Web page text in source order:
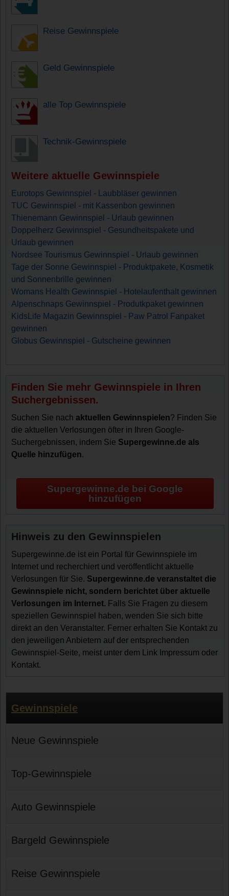
Reise Gewinnspiele
Geld Gewinnspiele
alle Top Gewinnspiele
Technik-Gewinnspiele
Weitere aktuelle Gewinnspiele
Eurotops Gewinnspiel - Laubbläser gewinnen
TUC Gewinnspiel - mit Kassenbon gewinnen
Thienemann Gewinnspiel - Urlaub gewinnen
Doppelherz Gewinnspiel - Gesundheitspakete und
Urlaub gewinnen
Nordsee Tourismus Gewinnspiel - Urlaub gewinnen
Tage der Sonne Gewinnspiel - Produktpakete, Kosmetik
und Sonnenbrille gewinnen
Womans Health Gewinnspiel - Hotelaufenthalt gewinnen
Alpenschnaps Gewinnspiel - Produtkpaket gewinnen
KidsLife Magazin Gewinnspiel - Paw Patrol Fanpaket
gewinnen
Globus Gewinnspiel - Gutscheine gewinnen
Finden Sie mehr Gewinnspiele in Ihren
Suchergebnissen.
Suchen Sie nachaktuellen Gewinnspielen? Finden Sie
die aktuellen Verlosungen öfter in Ihren Google-
Suchergebnissen, indem Sie Supergewinne.de als
Quelle hinzufügen.
Supergewinne.de bei Google
hinzufügen
Hinweis zu den Gewinnspielen
Supergewinne.de ist ein Portal für Gewinnspiele im
Internet und recherchiert und veröffentlicht aktuelle
Verlosungen für Sie. Supergewinne.de veranstaltet die
Gewinnspiele nicht, sondern berichtet über aktuelle
Verlosungen im Internet. Falls Sie Fragen zu diesem
speziellen Gewinnspiel haben, wenden Sie sich bitte
direkt an den Veranstalter. Ferner erhalten Sie Kontakt zu
den jeweiligen Anbietern auf der entsprechenden
Gewinnspiel-Seite, meist unter dem Link Impressum oder
Kontakt.
Gewinnspiele
Neue Gewinnspiele
Top-Gewinnspiele
Auto Gewinnspiele
Bargeld Gewinnspiele
Reise Gewinnspiele